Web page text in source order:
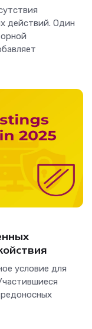
действий. Один
условие для